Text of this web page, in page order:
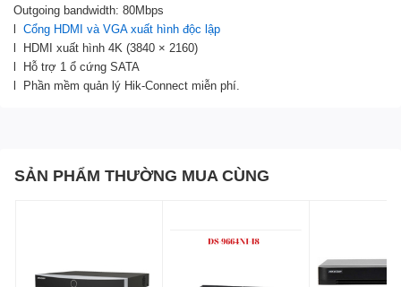
Outgoing bandwidth: 80Mbps
Cổng HDMI và VGA xuất hình độc lập
l HDMI xuất hình 4K (3840 × 2160)
l Hỗ trợ 1 ổ cứng SATA
l Phần mềm quản lý Hik-Connect miễn phí.
SẢN PHẨM THƯỜNG MUA CÙNG